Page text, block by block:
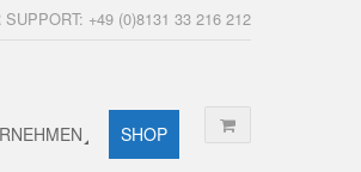
+49 (0)8131 33 216 212
SHOP